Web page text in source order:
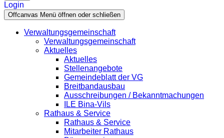
Login
Offcanvas Menü öffnen oder schließen
Verwaltungsgemeinschaft
Verwaltungsgemeinschaft
Aktuelles
Aktuelles
Stellenangebote
Gemeindeblatt der VG
Breitbandausbau
Ausschreibungen / Bekanntmachungen
ILE Bina-Vils
Rathaus & Service
Rathaus & Service
Mitarbeiter Rathaus